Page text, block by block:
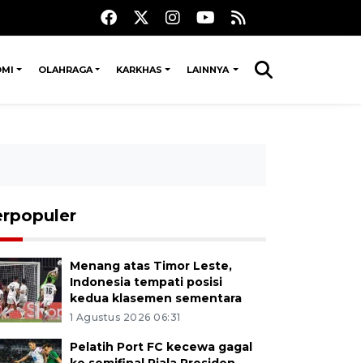
OLAHRAGA KARKHAS LAINNYA
Menang atas Timor Leste,
Indonesia tempati posisi
kedua klasemen sementara
1 Agustus 2026 06:31
Pelatih Port FC kecewa gagal